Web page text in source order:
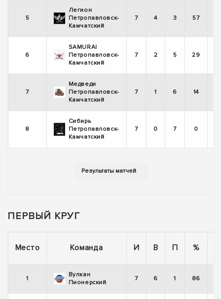
5
Легион
Петропавловск-
Камчатский
7 4 3 57
6
SAMURAI
Петропавловск-
Камчатский
7 2 5 29
7
Медведи
Петропавловск-
Камчатский
7 1 6 14
8
Сибирь
Петропавловск-
Камчатский
7 0 7 0
ПЕРВЫЙ КРУГ
Место Команда И В П %
1
Вулкан
Пионерский
7 6 1 86